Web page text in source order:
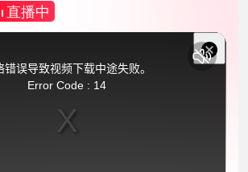
直播中
错误导致视频下载中途失败。
Error Code : 14
关